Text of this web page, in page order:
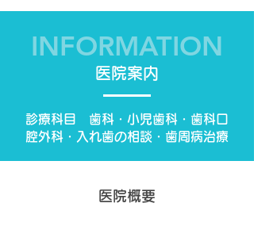
INFORMATION
医院案内
診療科目 歯科・小児歯科・歯科口
腔外科・入れ歯の相談・歯周病治療
医院概要